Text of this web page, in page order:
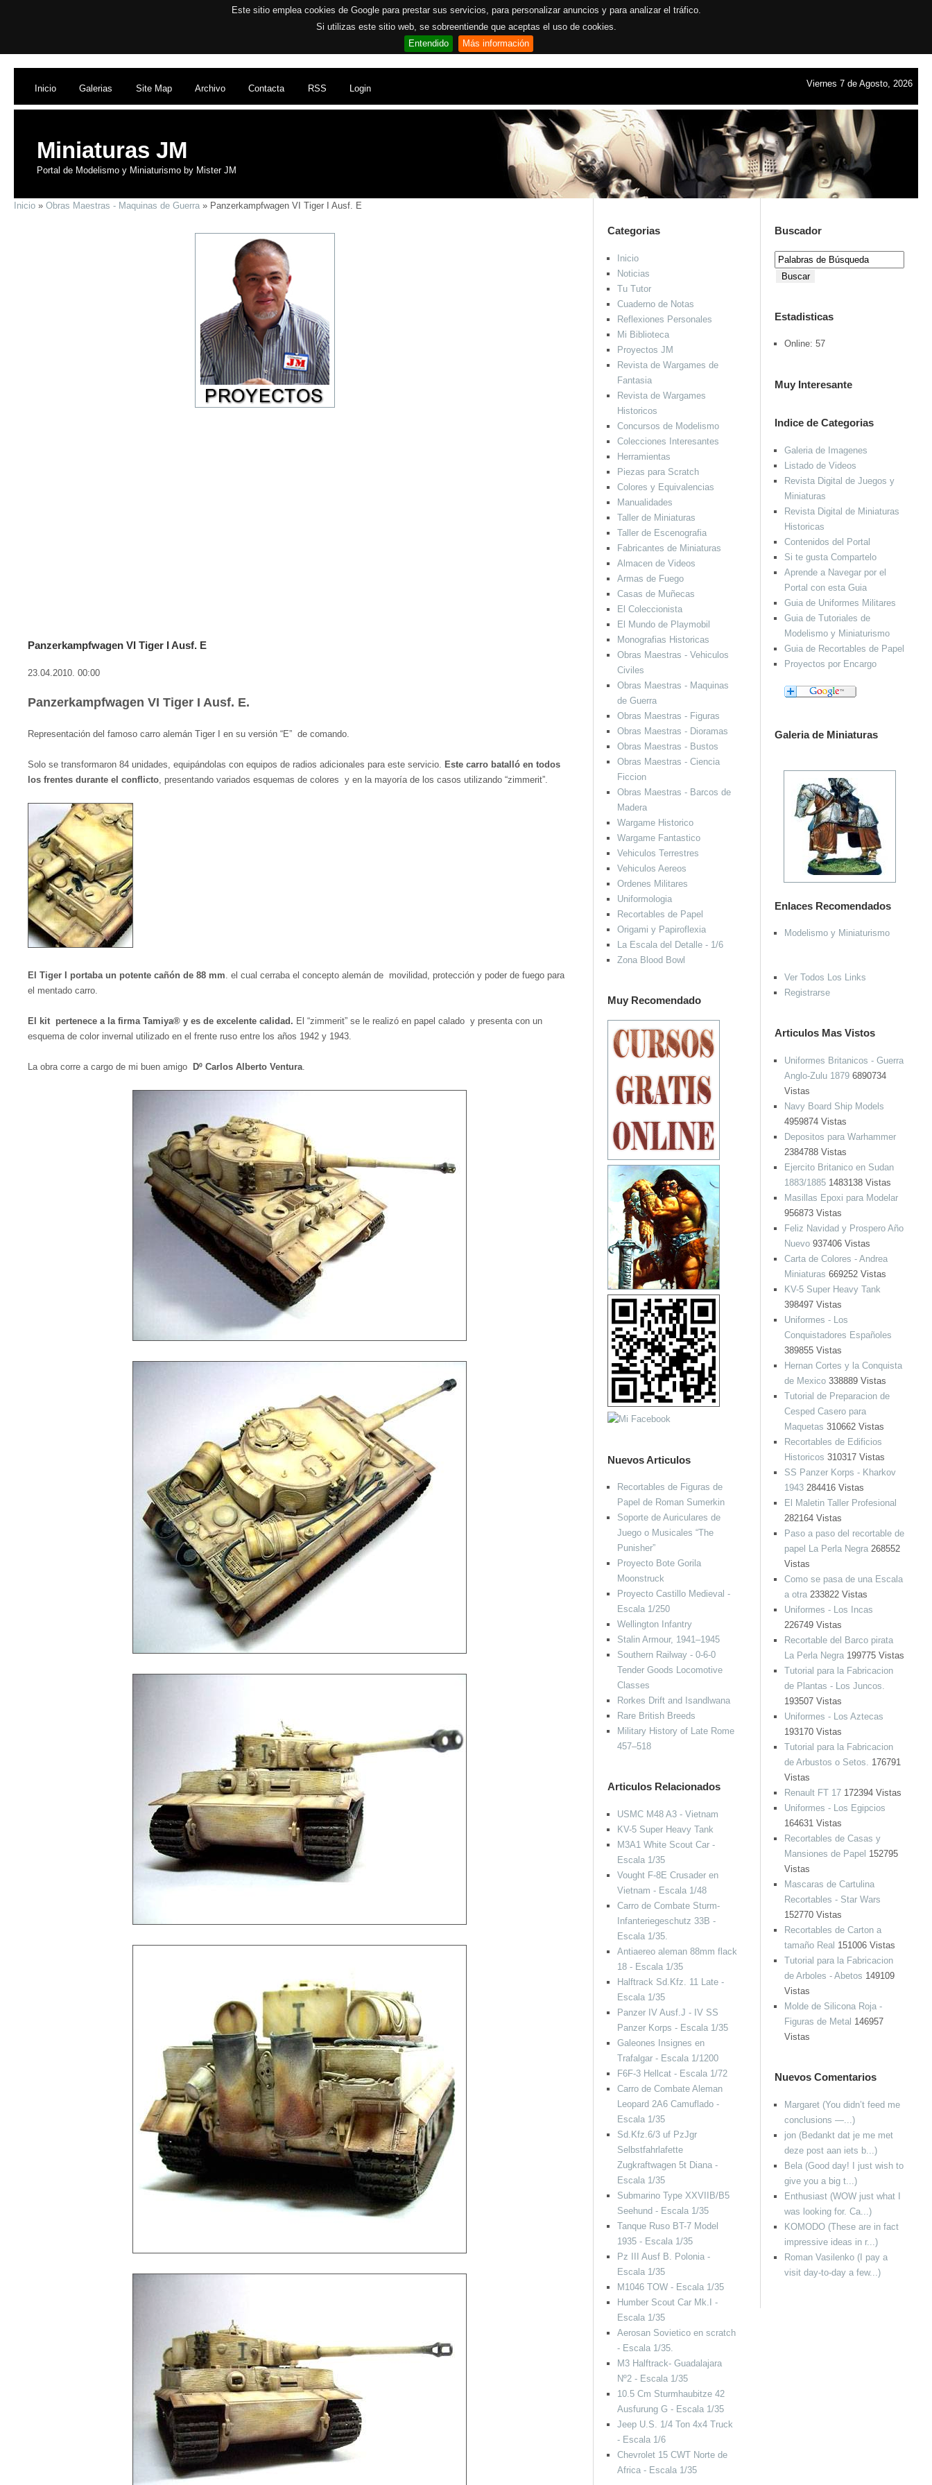
Este sitio emplea cookies de Google para prestar sus servicios, para personalizar anuncios y para analizar el tráfico.
Si utilizas este sitio web, se sobreentiende que aceptas el uso de cookies.
Entendido
Más información
Inicio Galerias Site Map Archivo Contacta RSS Login Viernes 7 de Agosto, 2026
Miniaturas JM
Portal de Modelismo y Miniaturismo by Mister JM
Inicio » Obras Maestras - Maquinas de Guerra » Panzerkampfwagen VI Tiger I Ausf. E
Panzerkampfwagen VI Tiger I Ausf. E
23.04.2010. 00:00
Panzerkampfwagen VI Tiger I Ausf. E.
Representación del famoso carro alemán Tiger I en su versión “E” de comando.
Solo se transformaron 84 unidades, equipándolas con equipos de radios adicionales para este servicio. Este carro batalló en todos
los frentes durante el conflicto , presentando variados esquemas de colores y en la mayoría de los casos utilizando “zimmerit”.
El Tiger I portaba un potente cañón de 88 mm . el cual cerraba el concepto alemán de movilidad, protección y poder de fuego para
el mentado carro.
El kit pertenece a la firma Tamiya® y es de excelente calidad. El “zimmerit” se le realizó en papel calado y presenta con un
esquema de color invernal utilizado en el frente ruso entre los años 1942 y 1943.
La obra corre a cargo de mi buen amigo Dº Carlos Alberto Ventura
Buscador
Estadisticas
Online: 57
Muy Interesante
Indice de Categorias
Galeria de Imagenes
Listado de Videos
Revista Digital de Juegos y
Miniaturas
Revista Digital de Miniaturas
Historicas
Contenidos del Portal
Si te gusta Compartelo
Aprende a Navegar por el
Portal con esta Guia
Guia de Uniformes Militares
Guia de Tutoriales de
Modelismo y Miniaturismo
Guia de Recortables de Papel
Proyectos por Encargo
Galeria de Miniaturas
Enlaces Recomendados
Modelismo y Miniaturismo
Ver Todos Los Links
Registrarse
Articulos Mas Vistos
Uniformes Britanicos - Guerra
Anglo-Zulu 18796890734
Vistas
Navy Board Ship Models
4959874 Vistas
Depositos para Warhammer
2384788 Vistas
Ejercito Britanico en Sudan
1883/18851483138 Vistas
Masillas Epoxi para Modelar
956873 Vistas
Feliz Navidad y Prospero Año
Nuevo937406 Vistas
Carta de Colores - Andrea
Miniaturas 669252 Vistas
KV-5 Super Heavy Tank
398497 Vistas
Uniformes - Los
Conquistadores Españoles
389855 Vistas
Hernan Cortes y la Conquista
de Mexico338889 Vistas
Tutorial de Preparacion de
Cesped Casero para
Maquetas 310662 Vistas
Recortables de Edificios
Historicos 310317 Vistas
SS Panzer Korps - Kharkov
1943284416 Vistas
El Maletin Taller Profesional
282164 Vistas
Paso a paso del recortable de
papel La Perla Negra268552
Vistas
Como se pasa de una Escala
a otra233822 Vistas
Uniformes - Los Incas
226749 Vistas
Recortable del Barco pirata
La Perla Negra199775 Vistas
Tutorial para la Fabricacion
de Plantas - Los Juncos.
193507 Vistas
Uniformes - Los Aztecas
193170 Vistas
Tutorial para la Fabricacion
de Arbustos o Setos. 176791
Vistas
Renault FT 17172394 Vistas
Uniformes - Los Egipcios
164631 Vistas
Recortables de Casas y
Mansiones de Papel 152795
Vistas
Mascaras de Cartulina
Recortables - Star Wars
152770 Vistas
Recortables de Carton a
tamaño Real 151006 Vistas
Tutorial para la Fabricacion
de Arboles - Abetos 149109
Vistas
Molde de Silicona Roja -
Figuras de Metal 146957
Vistas
Nuevos Comentarios
Margaret (You didn’t feed me
conclusions —...)
jon (Bedankt dat je me met
deze post aan iets b...)
Bela (Good day! I just wish to
give you a big t...)
Enthusiast (WOW just what I
was looking for. Ca...)
KOMODO (These are in fact
impressive ideas in r...)
Roman Vasilenko (I pay a
visit day-to-day a few...)
Categorias
Inicio
Noticias
Tu Tutor
Cuaderno de Notas
Reflexiones Personales
Mi Biblioteca
Proyectos JM
Revista de Wargames de
Fantasia
Revista de Wargames
Historicos
Concursos de Modelismo
Colecciones Interesantes
Herramientas
Piezas para Scratch
Colores y Equivalencias
Manualidades
Taller de Miniaturas
Taller de Escenografia
Fabricantes de Miniaturas
Almacen de Videos
Armas de Fuego
Casas de Muñecas
El Coleccionista
El Mundo de Playmobil
Monografias Historicas
Obras Maestras - Vehiculos
Civiles
Obras Maestras - Maquinas
de Guerra
Obras Maestras - Figuras
Obras Maestras - Dioramas
Obras Maestras - Bustos
Obras Maestras - Ciencia
Ficcion
Obras Maestras - Barcos de
Madera
Wargame Historico
Wargame Fantastico
Vehiculos Terrestres
Vehiculos Aereos
Ordenes Militares
Uniformologia
Recortables de Papel
Origami y Papiroflexia
La Escala del Detalle - 1/6
Zona Blood Bowl
Muy Recomendado
Nuevos Articulos
Recortables de Figuras de
Papel de Roman Sumerkin
Soporte de Auriculares de
Juego o Musicales “The
Punisher”
Proyecto Bote Gorila
Moonstruck
Proyecto Castillo Medieval -
Escala 1/250
Wellington Infantry
Stalin Armour, 1941–1945
Southern Railway - 0-6-0
Tender Goods Locomotive
Classes
Rorkes Drift and Isandlwana
Rare British Breeds
Military History of Late Rome
457–518
Articulos Relacionados
USMC M48 A3 - Vietnam
KV-5 Super Heavy Tank
M3A1 White Scout Car -
Escala 1/35
Vought F-8E Crusader en
Vietnam - Escala 1/48
Carro de Combate Sturm-
Infanteriegeschutz 33B -
Escala 1/35.
Antiaereo aleman 88mm flack
18 - Escala 1/35
Halftrack Sd.Kfz. 11 Late -
Escala 1/35
Panzer IV Ausf.J - IV SS
Panzer Korps - Escala 1/35
Galeones Insignes en
Trafalgar - Escala 1/1200
F6F-3 Hellcat - Escala 1/72
Carro de Combate Aleman
Leopard 2A6 Camuflado -
Escala 1/35
Sd.Kfz.6/3 uf PzJgr
Selbstfahrlafette
Zugkraftwagen 5t Diana -
Escala 1/35
Submarino Type XXVIIB/B5
Seehund - Escala 1/35
Tanque Ruso BT-7 Model
1935 - Escala 1/35
Pz III Ausf B. Polonia -
Escala 1/35
M1046 TOW - Escala 1/35
Humber Scout Car Mk.I -
Escala 1/35
Aerosan Sovietico en scratch
- Escala 1/35.
M3 Halftrack- Guadalajara
Nº2 - Escala 1/35
10.5 Cm Sturmhaubitze 42
Ausfurung G - Escala 1/35
Jeep U.S. 1/4 Ton 4x4 Truck
- Escala 1/6
Chevrolet 15 CWT Norte de
Africa - Escala 1/35